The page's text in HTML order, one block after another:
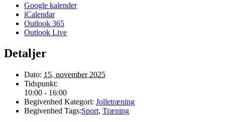
Google kalender
iCalendar
Outlook 365
Outlook Live
Detaljer
Dato: 15. november 2025
Tidspunkt:
10:00 - 16:00
Begivenhed Kategori: Jolletræning
Begivenhed Tags:Sport, Træning